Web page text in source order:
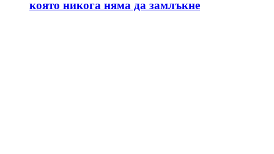
която никога няма да замлъкне